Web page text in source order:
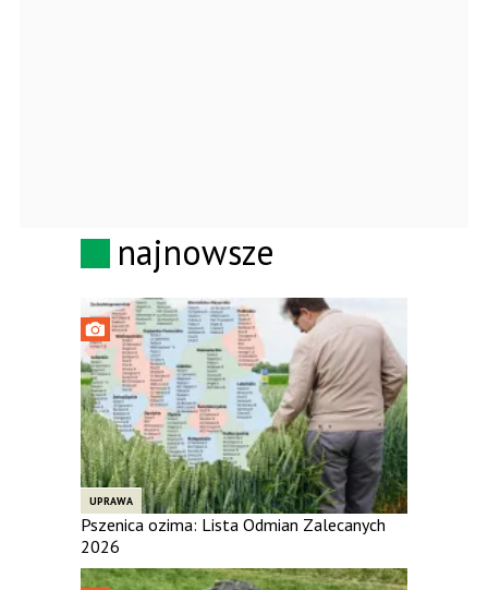
najnowsze
UPRAWA
Pszenica ozima: Lista Odmian Zalecanych
2026